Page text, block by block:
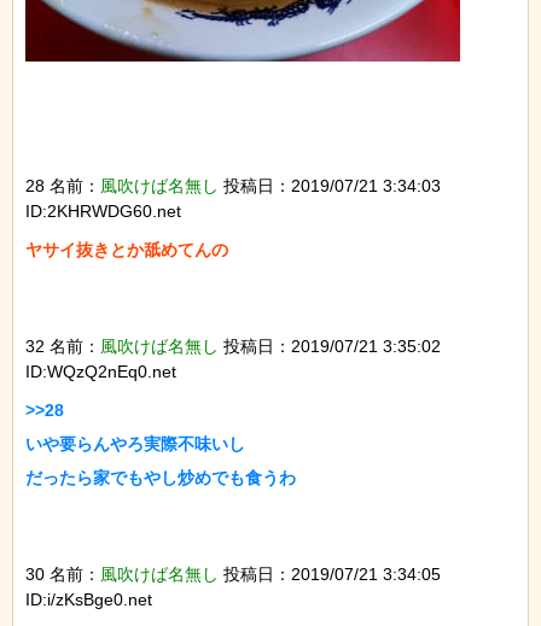
28 名前： 風吹けば名無し 投稿日：2019/07/21 3:34:03
ID:2KHRWDG60.net
ヤサイ抜きとか舐めてんの
32 名前： 風吹けば名無し 投稿日：2019/07/21 3:35:02
ID:WQzQ2nEq0.net
>>28
いや要らんやろ実際不味いし
だったら家でもやし炒めでも食うわ
30 名前： 風吹けば名無し 投稿日：2019/07/21 3:34:05
ID:i/zKsBge0.net